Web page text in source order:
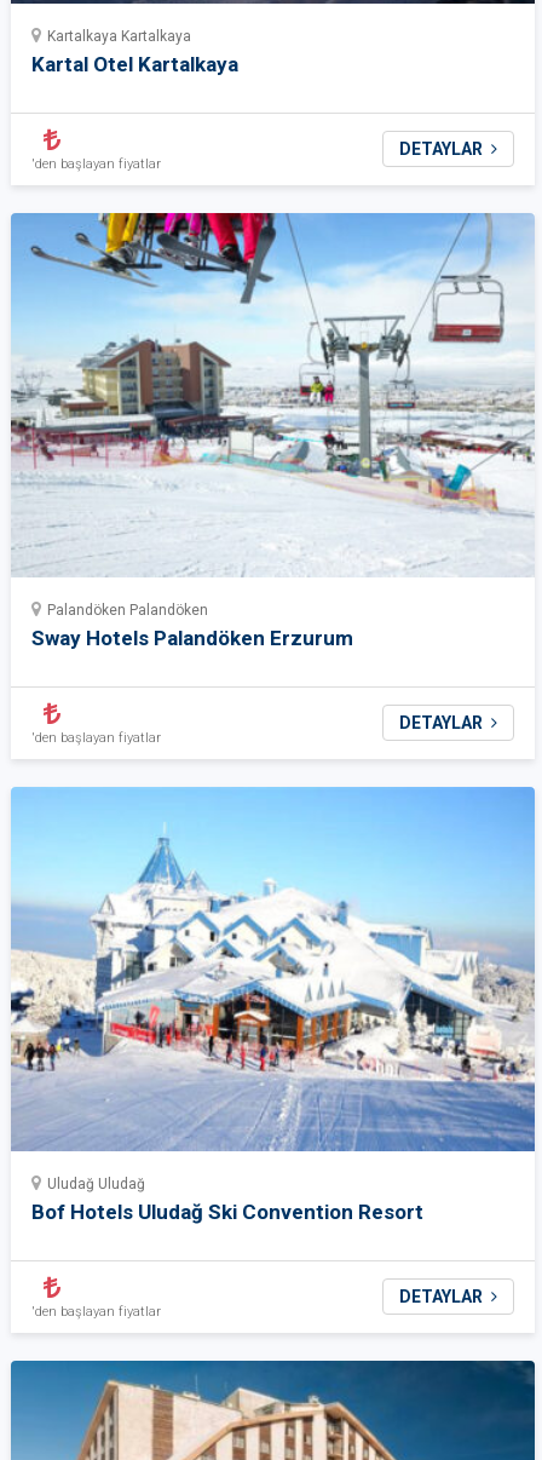
Kartalkaya Kartalkaya
Kartal Otel Kartalkaya
'den başlayan fiyatlar
DETAYLAR
Palandöken Palandöken
Sway Hotels Palandöken Erzurum
'den başlayan fiyatlar
DETAYLAR
Uludağ Uludağ
Bof Hotels Uludağ Ski Convention Resort
'den başlayan fiyatlar
DETAYLAR